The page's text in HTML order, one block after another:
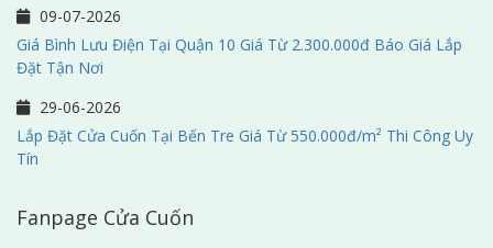
09-07-2026
Giá Bình Lưu Điện Tại Quận 10 Giá Từ 2.300.000đ Báo Giá Lắp
Đặt Tận Nơi
29-06-2026
Lắp Đặt Cửa Cuốn Tại Bến Tre Giá Từ 550.000đ/m² Thi Công Uy
Tín
Fanpage Cửa Cuốn